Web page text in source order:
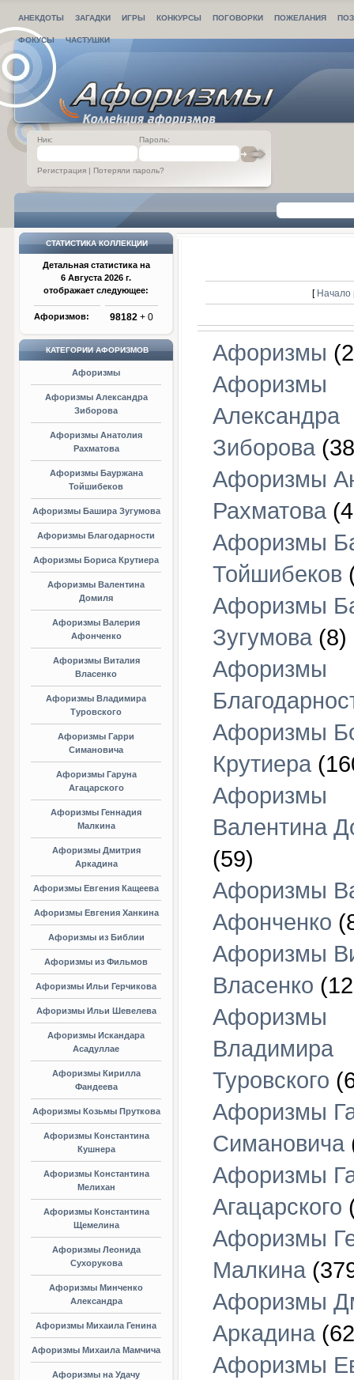
АНЕКДОТЫ ЗАГАДКИ ИГРЫ КОНКУРСЫ ПОГОВОРКИ ПОЖЕЛАНИЯ
ФОКУСЫ ЧАСТУШКИ
Ник: Пароль:
Регистрация | Потеряли пароль?
СТАТИСТИКА КОЛЛЕКЦИИ
Детальная статистика на
6 Августа 2026 г.
отображает следующее:
Афоризмов: 98182 + 0
КАТЕГОРИИ АФОРИЗМОВ
Афоризмы
Афоризмы Александра
Зиборова
Афоризмы Анатолия
Рахматова
Афоризмы Бауржана
Тойшибеков
Афоризмы Башира Зугумова
Афоризмы Благодарности
Афоризмы Бориса Крутиера
Афоризмы Валентина
Домиля
Афоризмы Валерия
Афонченко
Афоризмы Виталия
Власенко
Афоризмы Владимира
Туровского
Афоризмы Гарри
Симановича
Афоризмы Гаруна
Агацарского
Афоризмы Геннадия
Малкина
Афоризмы Дмитрия
Аркадина
Афоризмы Евгения Кащеева
Афоризмы Евгения Ханкина
Афоризмы из Библии
Афоризмы из Фильмов
Афоризмы Ильи Герчикова
Афоризмы Ильи Шевелева
Афоризмы Искандара
Асадуллае
Афоризмы Кирилла
Фандеева
Афоризмы Козьмы Пруткова
Афоризмы Константина
Кушнера
Афоризмы Константина
Мелихан
Афоризмы Константина
Щемелина
Афоризмы Леонида
Сухорукова
Афоризмы Минченко
Александра
Афоризмы Михаила Генина
Афоризмы Михаила Мамчича
Афоризмы на Удачу
[ Начало
Афоризмы
Афоризмы
Александра
Зиборова
Афоризмы
Рахматова
Афоризмы
Тойшибеков
Афоризмы
Зугумова (8)
Афоризмы
Афоризмы
Крутиера
Афоризмы
Валентина
(59)
Афоризмы
Афонченко
Афоризмы
Власенко
Афоризмы
Владимира
Туровского
Афоризмы
Симановича
Афоризмы
Агацарского
Афоризмы
Малкина
Афоризмы
Аркадина
Афоризмы